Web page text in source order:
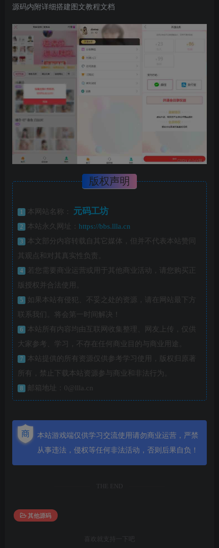
源码内附详细搭建图文教程文档
版权声明
1 本网站名称： 元码工坊
2 本站永久网址： https://bbs.llla.cn
3
本文部分内容转载自其它媒体，但并不代表本站赞同
其观点和对其真实性负责。
4
若您需要商业运营或用于其他商业活动，请您购买正
版授权并合法使用。
5
如果本站有侵犯、不妥之处的资源，请在网站最下方
联系我们。将会第一时间解决！
6
本站所有内容均由互联网收集整理、网友上传，仅供
大家参考、学习，不存在任何商业目的与商业用途。
7
本站提供的所有资源仅供参考学习使用，版权归原著
所有，禁止下载本站资源参与商业和非法行为。
8 邮箱地址：0@llla.cn
本站游戏端仅供学习交流使用请勿商业运营，严禁
从事违法，侵权等任何非法活动，否则后果自负！
THE END
其他源码
喜欢就支持一下吧